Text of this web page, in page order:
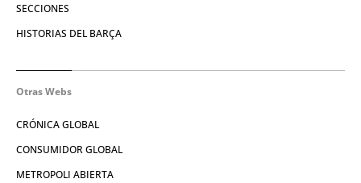
SECCIONES
HISTORIAS DEL BARÇA
Otras Webs
CRÓNICA GLOBAL
CONSUMIDOR GLOBAL
METROPOLI ABIERTA